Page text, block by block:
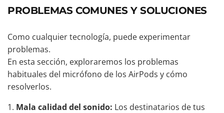
PROBLEMAS COMUNES Y SOLUCIONES
Como cualquier tecnología, puede experimentar
problemas.
En esta sección, exploraremos los problemas
habituales del micrófono de los AirPods y cómo
resolverlos.
Mala calidad del sonido: Los destinatarios de tus